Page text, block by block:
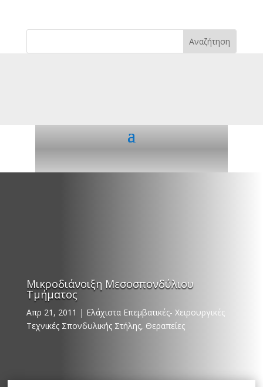
Μικροδιάνοιξη Μεσοσπονδύλιου
Τμήματος
Απρ 21, 2011 | Ελάχιστα Επεμβατικές- Χειρουργικές
Τεχνικές Σπονδυλικής Στήλης, Θεραπείες